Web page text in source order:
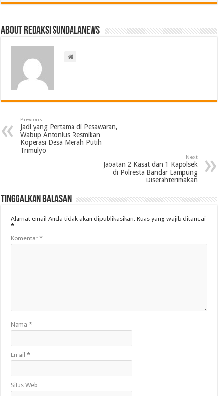
About Redaksi Sundalanews
Previous
Jadi yang Pertama di Pesawaran,
Wabup Antonius Resmikan
Koperasi Desa Merah Putih
Trimulyo
Next
Jabatan 2 Kasat dan 1 Kapolsek
di Polresta Bandar Lampung
Diserahterimakan
Tinggalkan Balasan
Alamat email Anda tidak akan dipublikasikan. Ruas yang wajib ditandai
*
Komentar*
Nama*
Email*
Situs Web